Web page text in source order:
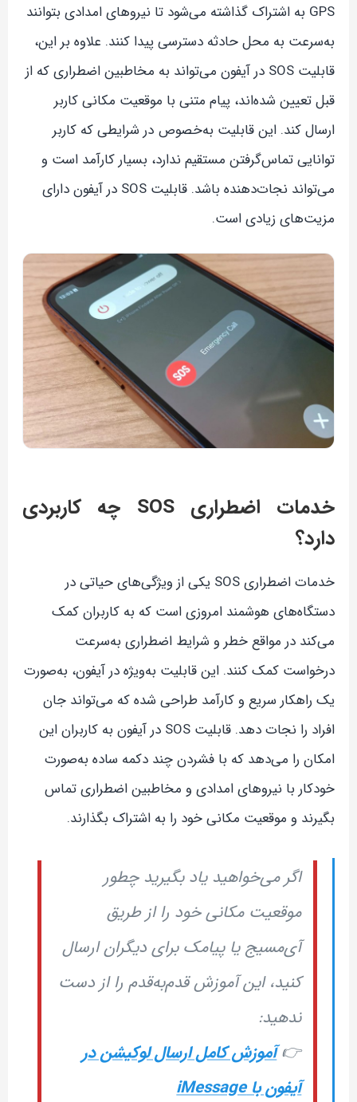
GPS به اشتراک گذاشته می‌شود تا نیروهای امدادی بتوانند
به‌سرعت به محل حادثه دسترسی پیدا کنند. علاوه بر این،
قابلیت SOS در آیفون می‌تواند به مخاطبین اضطراری که از
قبل تعیین شده‌اند، پیام متنی با موقعیت مکانی کاربر
ارسال کند. این قابلیت به‌خصوص در شرایطی که کاربر
توانایی تماس‌گرفتن مستقیم ندارد، بسیار کارآمد است و
می‌تواند نجات‌دهنده باشد. قابلیت SOS در آیفون دارای
مزیت‌های زیادی است.
خدمات اضطراری SOS چه کاربردی
دارد؟
خدمات اضطراری SOS یکی از ویژگی‌های حیاتی در
دستگاه‌های هوشمند امروزی است که به کاربران کمک
می‌کند در مواقع خطر و شرایط اضطراری به‌سرعت
درخواست کمک کنند. این قابلیت به‌ویژه در آیفون، به‌صورت
یک راهکار سریع و کارآمد طراحی شده که می‌تواند جان
افراد را نجات دهد. قابلیت SOS در آیفون به کاربران این
امکان را می‌دهد که با فشردن چند دکمه ساده به‌صورت
خودکار با نیروهای امدادی و مخاطبین اضطراری تماس
بگیرند و موقعیت مکانی خود را به اشتراک بگذارند.
اگر می‌خواهید یاد بگیرید چطور
موقعیت مکانی خود را از طریق
آی‌مسیج یا پیامک برای دیگران ارسال
کنید، این آموزش قدم‌به‌قدم را از دست
ندهید:
👉 آموزش کامل ارسال لوکیشن در
آیفون با iMessage